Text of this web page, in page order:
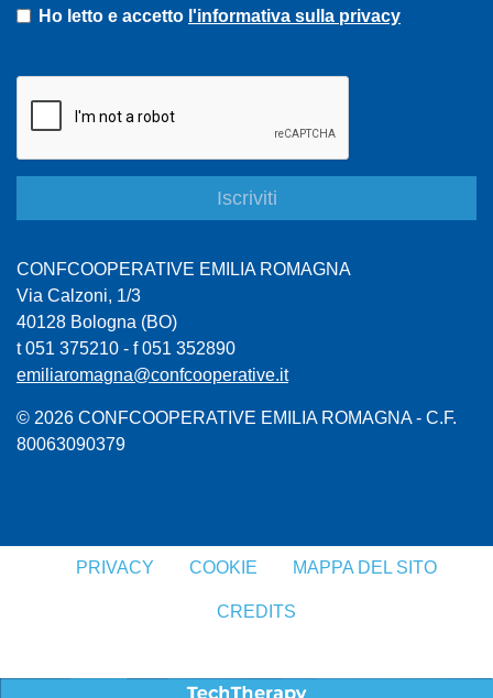
Ho letto e accetto l'informativa sulla privacy
CONFCOOPERATIVE EMILIA ROMAGNA
Via Calzoni, 1/3
40128 Bologna (BO)
t 051 375210 - f 051 352890
emiliaromagna@confcooperative.it
© 2026 CONFCOOPERATIVE EMILIA ROMAGNA - C.F.
80063090379
PRIVACY COOKIE MAPPA DEL SITO
CREDITS